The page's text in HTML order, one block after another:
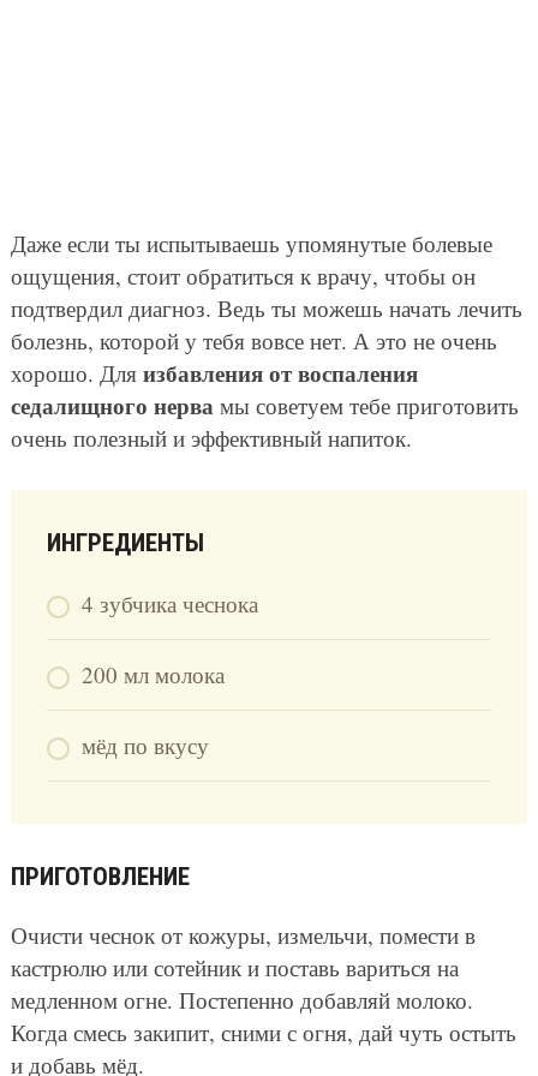
Даже если ты испытываешь упомянутые болевые
ощущения, стоит обратиться к врачу, чтобы он
подтвердил диагноз. Ведь ты можешь начать лечить
болезнь, которой у тебя вовсе нет. А это не очень
хорошо. Для избавления от воспаления
седалищного нерва мы советуем тебе приготовить
очень полезный и эффективный напиток.
ИНГРЕДИЕНТЫ
4 зубчика чеснока
200 мл молока
мёд по вкусу
ПРИГОТОВЛЕНИЕ
Очисти чеснок от кожуры, измельчи, помести в
кастрюлю или сотейник и поставь вариться на
медленном огне. Постепенно добавляй молоко.
Когда смесь закипит, сними с огня, дай чуть остыть
и добавь мёд.